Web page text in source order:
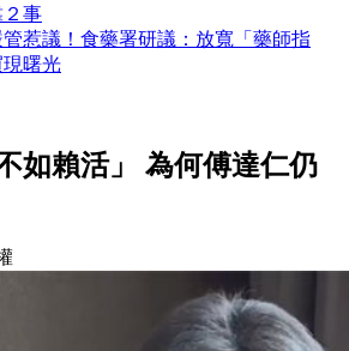
事
惹議！食藥署研議：放寬「藥師指
曙光
如賴活」 為何傅達仁仍